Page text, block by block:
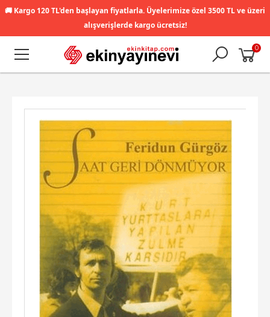
🚚 Kargo 120 TL'den başlayan fiyatlarla. Üyelerimize özel 3500 TL ve üzeri
alışverişlerde kargo ücretsiz!
0